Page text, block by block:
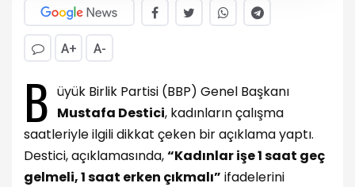
A+ A-
B üyük Birlik Partisi (BBP) Genel Başkanı
Mustafa Destici, kadınların çalışma
saatleriyle ilgili dikkat çeken bir açıklama yaptı.
Destici, açıklamasında,“Kadınlar işe 1 saat geç
gelmeli, 1 saat erken çıkmalı” ifadelerini